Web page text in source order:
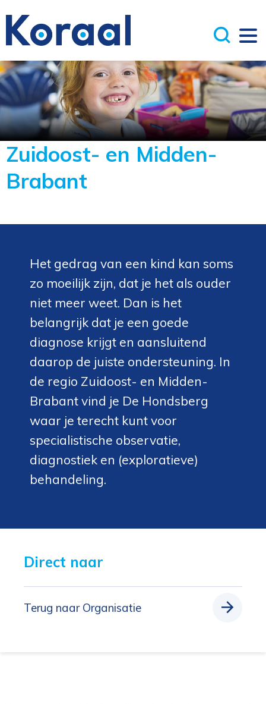
Zuidoost- en Midden-
Brabant
Het gedrag van een kind kan soms
zo moeilijk zijn, dat je het als ouder
niet meer weet. Dan is het
belangrijk dat je een goede
diagnose krijgt en aansluitend
daarop de juiste ondersteuning. In
de regio Zuidoost- en Midden-
Brabant vind je De Hondsberg
waar je terecht kunt voor
specialistische observatie,
diagnostiek en (exploratieve)
behandeling.
Direct naar
Terug naar Organisatie